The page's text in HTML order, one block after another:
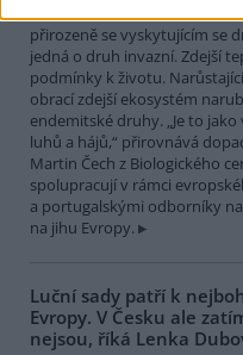
přirozeně se vyskytujícím se
jedná o druh invazní. Zdejší
podmínky k životu.
obrací zdejší ekosystém
endemitské druhy. „Je to
luhů a hájů,“ přirovnává
Martin Čech z Biologického
spolupracují v rámci
a portugalskými odborníky
na jihu Evropy.
Luční sady patří k
Evropy. V Česku ale
nejsou, říká Lenka